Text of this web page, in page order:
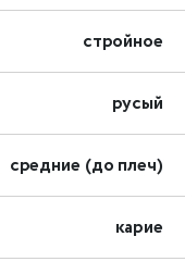
стройное
русый
средние (до плеч)
карие